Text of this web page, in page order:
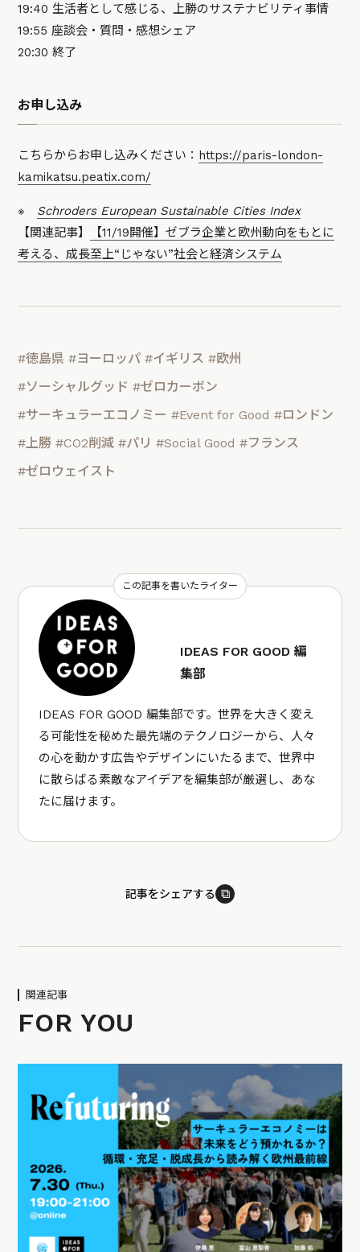
19:40 生活者として感じる、上勝のサステナビリティ事情
19:55 座談会・質問・感想シェア
20:30 終了
お申し込み
こちらからお申し込みください： https://paris-london-
kamikatsu.peatix.com/
※ Schroders European Sustainable Cities Index
【関連記事】
【11/19開催】ゼブラ企業と欧州動向をもとに
考える、成長至上“じゃない”社会と経済システム
#徳島県 #ヨーロッパ #イギリス #欧州
#ソーシャルグッド #ゼロカーボン
#サーキュラーエコノミー #Event for Good #ロンドン
#上勝 #CO2削減 #パリ #Social Good #フランス
#ゼロウェイスト
この記事を書いたライター
IDEAS FOR GOOD 編
集部
IDEAS FOR GOOD 編集部です。世界を大きく変え
る可能性を秘めた最先端のテクノロジーから、人々
の心を動かす広告やデザインにいたるまで、世界中
に散らばる素敵なアイデアを編集部が厳選し、あな
たに届けます。
記事をシェアする ⧉
関連記事
FOR YOU